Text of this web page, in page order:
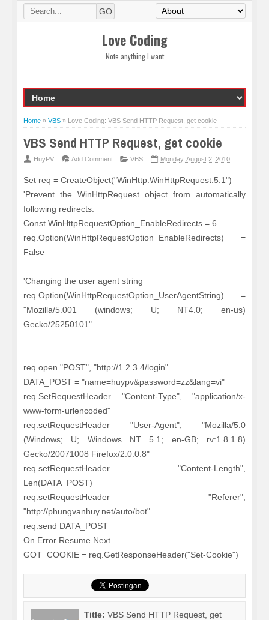
Love Coding
Note anything I want
Home » VBS » Love Coding: VBS Send HTTP Request, get cookie
VBS Send HTTP Request, get cookie
HuyPV Add Comment VBS Monday, August 2, 2010
Set req = CreateObject("WinHttp.WinHttpRequest.5.1")
'Prevent the WinHttpRequest object from automatically
following redirects.
Const WinHttpRequestOption_EnableRedirects = 6
req.Option(WinHttpRequestOption_EnableRedirects) =
False
'Changing the user agent string
req.Option(WinHttpRequestOption_UserAgentString) =
"Mozilla/5.001 (windows; U; NT4.0; en-us)
Gecko/25250101"
req.open "POST", "http://1.2.3.4/login"
DATA_POST = "name=huypv&password=zz&lang=vi"
req.SetRequestHeader "Content-Type", "application/x-
www-form-urlencoded"
req.setRequestHeader "User-Agent", "Mozilla/5.0
(Windows; U; Windows NT 5.1; en-GB; rv:1.8.1.8)
Gecko/20071008 Firefox/2.0.0.8"
req.setRequestHeader "Content-Length",
Len(DATA_POST)
req.setRequestHeader "Referer",
"http://phungvanhuy.net/auto/bot"
req.send DATA_POST
On Error Resume Next
GOT_COOKIE = req.GetResponseHeader("Set-Cookie")
Title: VBS Send HTTP Request, get